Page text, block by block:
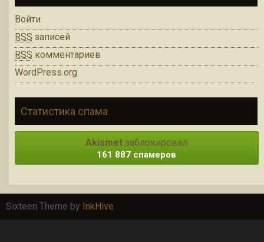
Войти
RSS записей
RSS комментариев
WordPress.org
Статистика спама
Akismet заблокировал
161 887 спамеров
Sixteen Theme by InkHive